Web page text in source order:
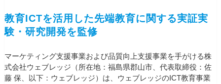
教育ICTを活用した先端教育に関する実証実
験・研究開発を監修
マーケティング支援事業および品質向上支援事業を手がける株
式会社ウェブレッジ（所在地：福島県郡山市、代表取締役：佐
藤 保、以下：ウェブレッジ）は、ウェブレッジのICT教育事業